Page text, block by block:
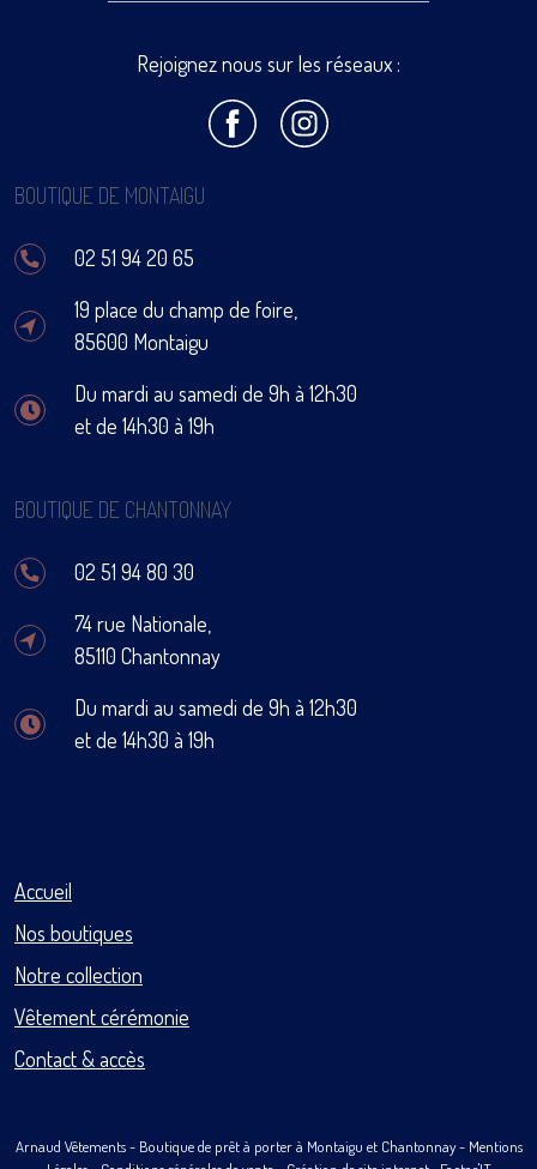
Rejoignez nous sur les réseaux :
BOUTIQUE DE MONTAIGU
02 51 94 20 65
19 place du champ de foire,
85600 Montaigu
Du mardi au samedi de 9h à 12h30
et de 14h30 à 19h
BOUTIQUE DE CHANTONNAY
02 51 94 80 30
74 rue Nationale,
85110 Chantonnay
Du mardi au samedi de 9h à 12h30
et de 14h30 à 19h
Accueil
Nos boutiques
Notre collection
Vêtement cérémonie
Contact & accès
Arnaud Vêtements- Boutique de prêt à porter à Montaigu et Chantonnay - Mentions